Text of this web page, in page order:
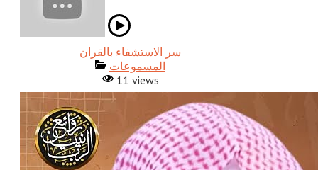
المسموعات
11 views